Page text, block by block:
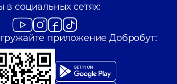
в социальных сетях:
приложение Добробут: